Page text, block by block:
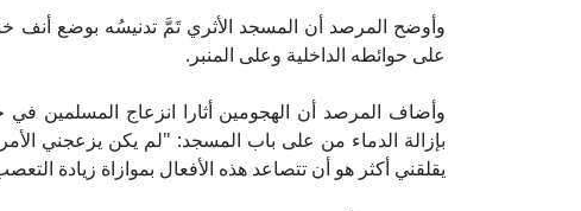
وأوضح المرصد أن المسجد الأثري تَمَّ تدنيسُه بوضع أنف
على حوائطه الداخلية وعلى المنبر.
وأضاف المرصد أن الهجومين أثارا انزعاج المسلمين في
بإزالة الدماء من على باب المسجد: "لم يكن يزعجني
يقلقني أكثر هو أن تتصاعد هذه الأفعال بموازاة زيادة